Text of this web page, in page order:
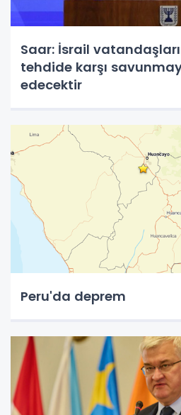
Saar: İsrail
tehdide karşı
edecektir
Peru'da deprem